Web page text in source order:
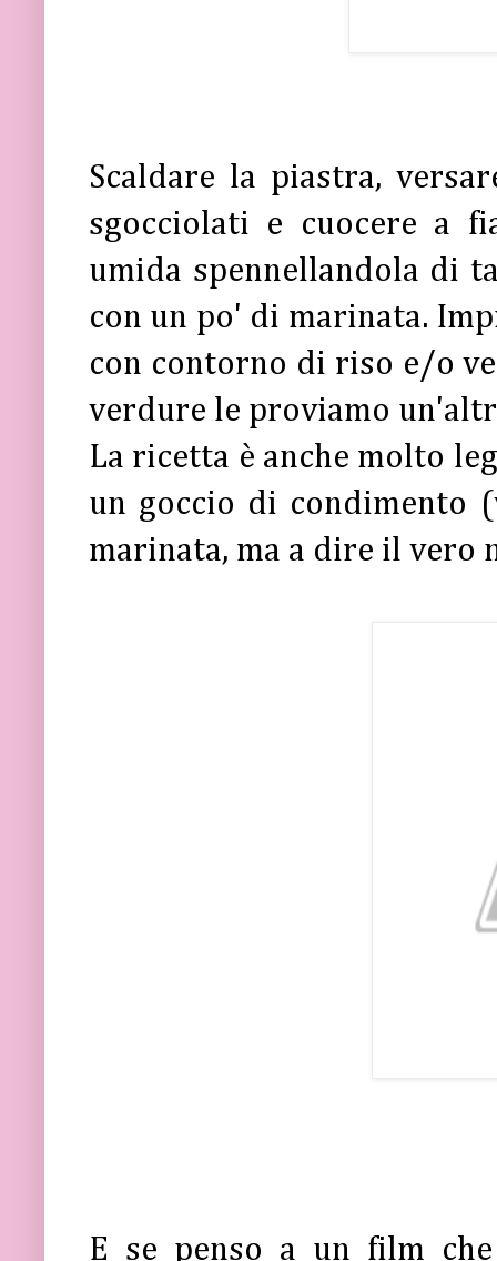
Scaldare la piastra,
sgocciolati e cuocere a
umida spennellandola di
con un po' di marinata.
con contorno di riso e/o
verdure le proviamo
La ricetta è anche molto
un goccio di condimento
marinata, ma a dire il vero
E se penso a un film